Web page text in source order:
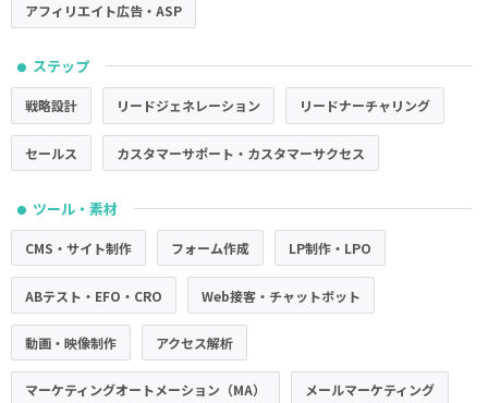
アフィリエイト広告・ASP
● ステップ
戦略設計 リードジェネレーション リードナーチャリング
セールス カスタマーサポート・カスタマーサクセス
● ツール・素材
CMS・サイト制作 フォーム作成 LP制作・LPO
ABテスト・EFO・CRO Web接客・チャットボット
動画・映像制作 アクセス解析
マーケティングオートメーション（MA） メールマーケティング